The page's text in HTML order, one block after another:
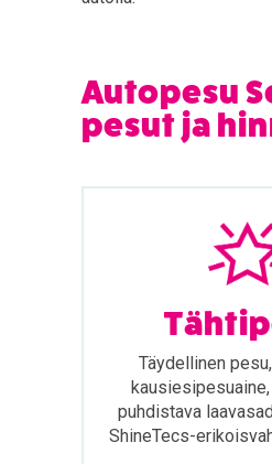
Autopesu
pesut ja
Täydellinen
puhdistava
ShineTecs-